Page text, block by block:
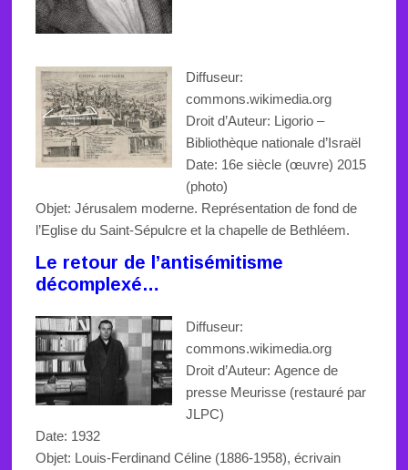
Diffuseur:
commons.wikimedia.org
Droit d’Auteur: Ligorio–
Bibliothèque nationale d’Israël
Date: 16e siècle(œuvre) 2015
(photo)
Objet: Jérusalem moderne. Représentation de fond de
l’Eglise du Saint-Sépulcre et la chapelle de Bethléem.
Le retour de l’antisémitisme
décomplexé…
Diffuseur:
commons.wikimedia.org
Droit d’Auteur: Agence de
presse Meurisse (restauré par
JLPC)
Date: 1932
Objet: Louis-Ferdinand Céline (1886-1958), écrivain